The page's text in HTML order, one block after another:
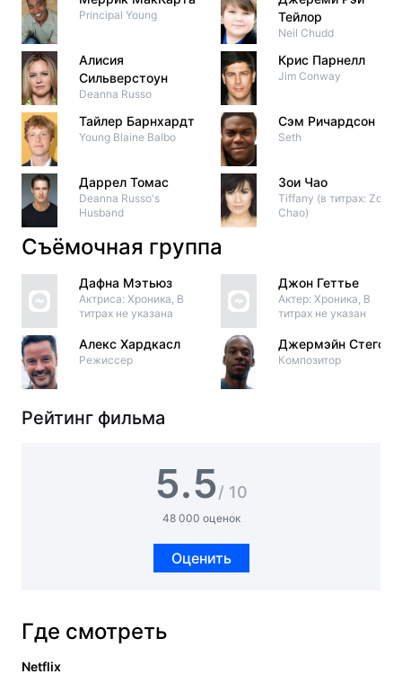
Principal Young
Алисия
Сильверстоун
Deanna Russo
Тайлер Барнхардт
Young Blaine Balbo
Даррел Томас
Deanna Russo's
Husband
Тейлор
Neil Chudd
Крис Парнелл
Jim Conway
Сэм Ричардсон
Seth
Зои Чао
Tiffany (в титрах: Zoë
Chao)
Съёмочная группа
Дафна Мэтьюз
Актриса: Хроника, В
титрах не указана
Алекс Хардкасл
Режиссер
Джон Геттье
Актер: Хроника, В
титрах не указан
Джермэйн Стеголл
Композитор
Рейтинг фильма
5.5/ 10
48 000 оценок
Оценить
Где смотреть
Netflix